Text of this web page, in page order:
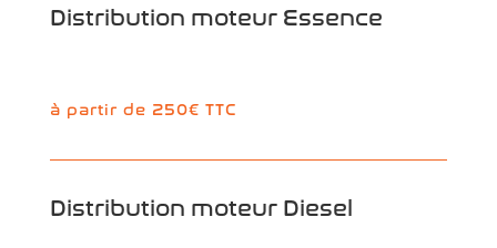
Distribution moteur Essence
à partir de 250€ TTC
Distribution moteur Diesel